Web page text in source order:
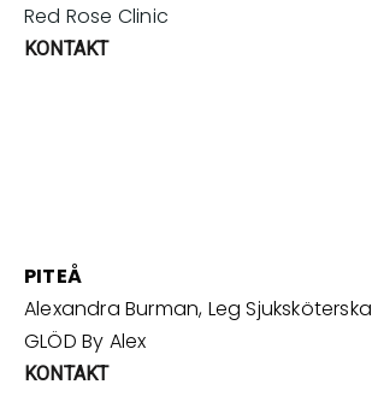
Red Rose Clinic
KONTAKT
PITEÅ
Alexandra Burman, Leg Sjuksköterska
GLÖD By Alex
KONTAKT